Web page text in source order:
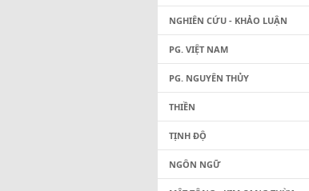
NGHIÊN CỨU - KHẢO LUẬN
PG. VIỆT NAM
PG. NGUYÊN THỦY
THIỀN
TỊNH ĐỘ
NGÔN NGỮ